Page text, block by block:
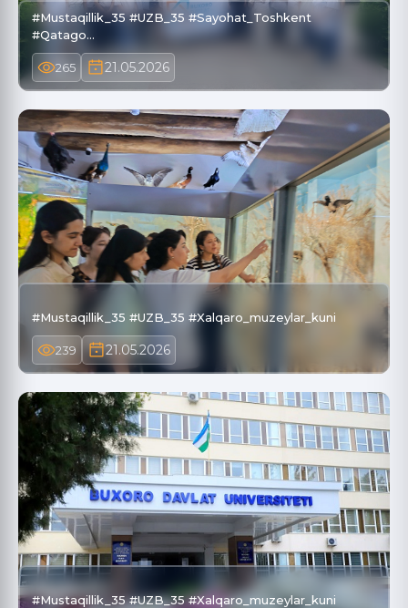
#Mustaqillik_35 #UZB_35 #Sayohat_Toshkent
#Qatago…
265 21.05.2026
#Mustaqillik_35 #UZB_35 #Xalqaro_muzeylar_kuni
239 21.05.2026
#Mustaqillik_35 #UZB_35 #Xalqaro_muzeylar_kuni